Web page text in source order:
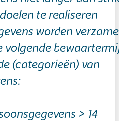
te realiseren
worden
volgende
(categorieën) van
> 14